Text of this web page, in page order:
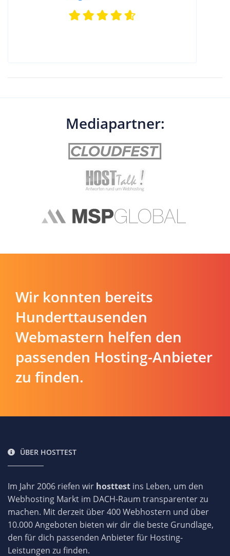
Mediapartner:
Wir konnten bereits
Hunderttausenden
Webmastern helfen den
passenden Hosting-Anbieter
zu finden.
ÜBER HOSTTEST
Im Jahr 2006 riefen wir hosttest ins Leben, um den
Webhosting Markt im DACH-Raum transparenter zu
machen. Mit derzeit über 400 Webhostern und über
10.000 Angeboten bieten wir dir die beste Grundlage,
den für dich passenden Anbieter für Hosting-
Leistungen zu finden.